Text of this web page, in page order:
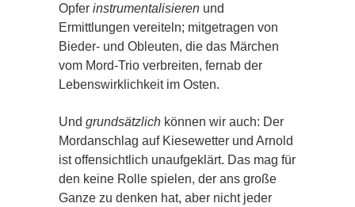
Opfer instrumentalisieren und
Ermittlungen vereiteln; mitgetragen von
Bieder- und Obleuten, die das Märchen
vom Mord-Trio verbreiten, fernab der
Lebenswirklichkeit im Osten.
Und grundsätzlich können wir auch: Der
Mordanschlag auf Kiesewetter und Arnold
ist offensichtlich unaufgeklärt. Das mag für
den keine Rolle spielen, der ans große
Ganze zu denken hat, aber nicht jeder